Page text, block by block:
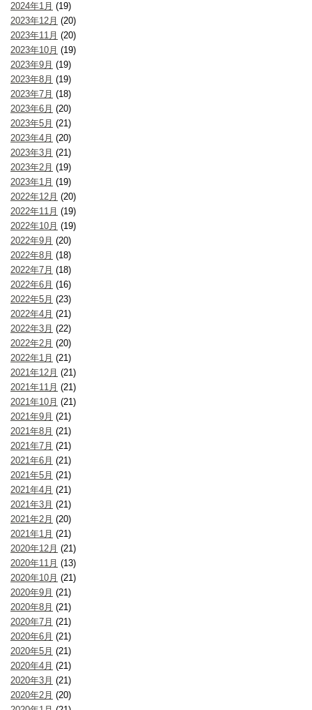
2024年1月 (19)
2023年12月 (20)
2023年11月 (20)
2023年10月 (19)
2023年9月 (19)
2023年8月 (19)
2023年7月 (18)
2023年6月 (20)
2023年5月 (21)
2023年4月 (20)
2023年3月 (21)
2023年2月 (19)
2023年1月 (19)
2022年12月 (20)
2022年11月 (19)
2022年10月 (19)
2022年9月 (20)
2022年8月 (18)
2022年7月 (18)
2022年6月 (16)
2022年5月 (23)
2022年4月 (21)
2022年3月 (22)
2022年2月 (20)
2022年1月 (21)
2021年12月 (21)
2021年11月 (21)
2021年10月 (21)
2021年9月 (21)
2021年8月 (21)
2021年7月 (21)
2021年6月 (21)
2021年5月 (21)
2021年4月 (21)
2021年3月 (21)
2021年2月 (20)
2021年1月 (21)
2020年12月 (21)
2020年11月 (13)
2020年10月 (21)
2020年9月 (21)
2020年8月 (21)
2020年7月 (21)
2020年6月 (21)
2020年5月 (21)
2020年4月 (21)
2020年3月 (21)
2020年2月 (20)